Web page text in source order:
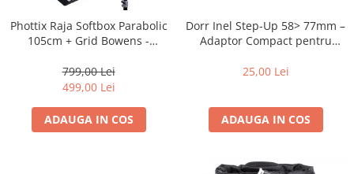
Blitz-uri studio
Blitz-uri mobile, cu acumulatori
Accesorii Blitz-uri studio
Lampi lumina continua
Stative/boom-uri pentru lumini
Phottix Raja Softbox Parabolic
105cm + Grid Bowens -
799,00 Lei
499,00 Lei
ADAUGA IN COS
Dorr Inel Step-Up 58> 77mm –
Adaptor Compact pentru
25,00 Lei
ADAUGA IN COS